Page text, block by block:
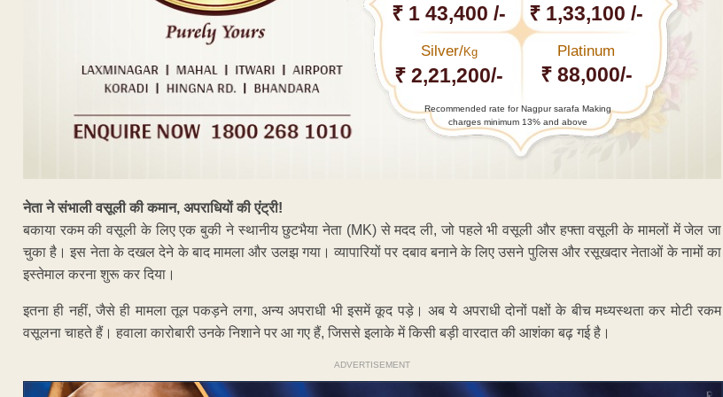
₹ 1 43,400 /- ₹ 1,33,100 /-
Silver/Kg
₹ 2,21,200/-
Platinum
₹ 88,000/-
Recommended rate for Nagpur sarafa Making
charges minimum 13% and above
नेता ने संभाली वसूली की कमान, अपराधियों की एंट्री!
बकाया रकम की वसूली के लिए एक बुकी ने स्थानीय छुटभैया नेता (MK) से मदद ली, जो पहले भी वसूली और हफ्ता वसूली के मामलों में जेल जा
चुका है। इस नेता के दखल देने के बाद मामला और उलझ गया। व्यापारियों पर दबाव बनाने के लिए उसने पुलिस और रसूखदार नेताओं के नामों का
इस्तेमाल करना शुरू कर दिया।
इतना ही नहीं, जैसे ही मामला तूल पकड़ने लगा, अन्य अपराधी भी इसमें कूद पड़े। अब ये अपराधी दोनों पक्षों के बीच मध्यस्थता कर मोटी रकम
वसूलना चाहते हैं। हवाला कारोबारी उनके निशाने पर आ गए हैं, जिससे इलाके में किसी बड़ी वारदात की आशंका बढ़ गई है।
ADVERTISEMENT